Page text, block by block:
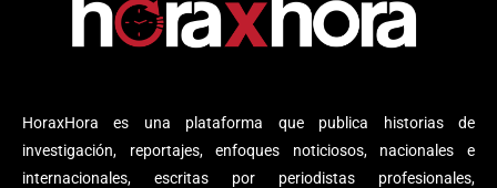
HoraxHora es una plataforma que publica historias de
investigación, reportajes, enfoques noticiosos, nacionales e
internacionales, escritas por periodistas profesionales,